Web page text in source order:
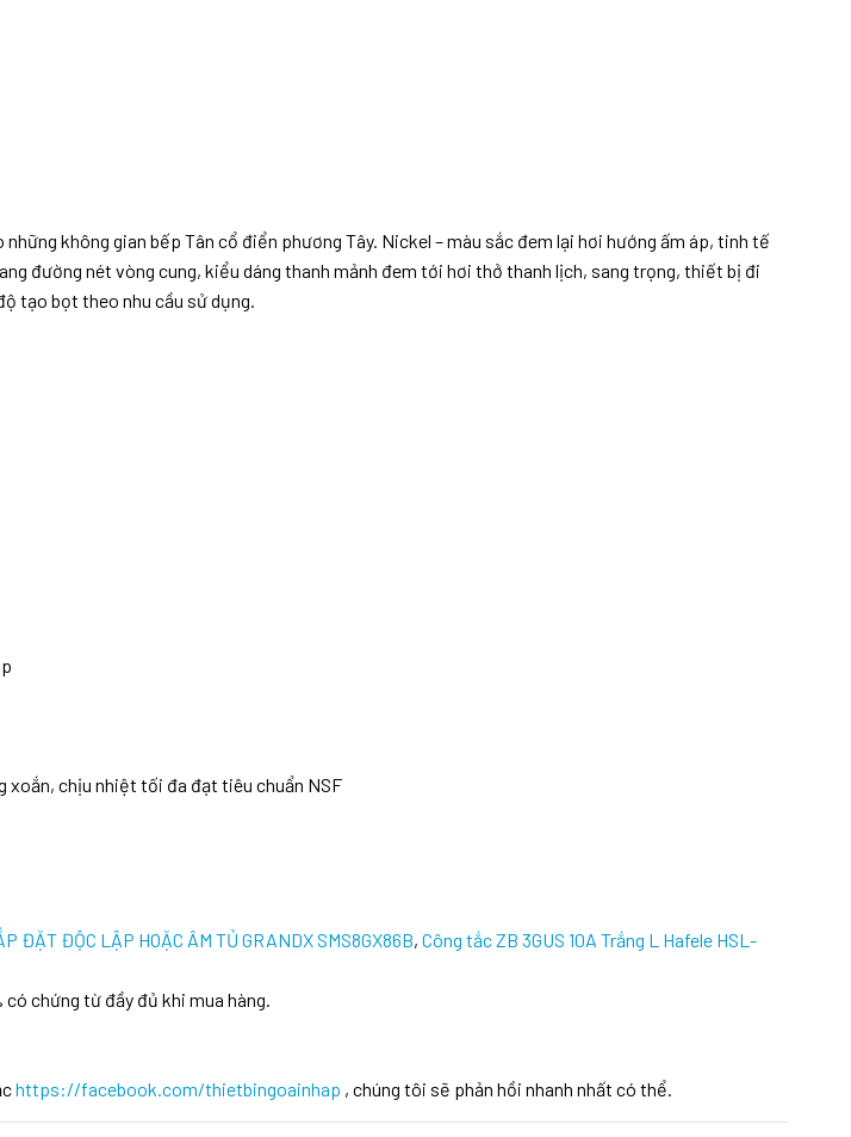
không gian bếp Tân cổ điển phương Tây. Nickel – màu sắc đem lại hơi hướng ấm áp, tinh tế
đường nét vòng cung, kiểu dáng thanh mảnh đem tới hơi thở thanh lịch, sang trọng, thiết bị đi
tạo bọt theo nhu cầu sử dụng.
xoắn, chịu nhiệt tối đa đạt tiêu chuẩn NSF
ĐẶT ĐỘC LẬP HOẶC ÂM TỦ GRANDX SMS8GX86B, Công tắc ZB 3GUS 10A Trắng L Hafele HSL-
có chứng từ đầy đủ khi mua hàng.
https://facebook.com/thietbingoainhap , chúng tôi sẽ phản hồi nhanh nhất có thể.